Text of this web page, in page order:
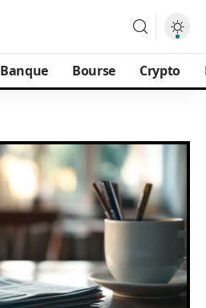
Banque Bourse Crypto